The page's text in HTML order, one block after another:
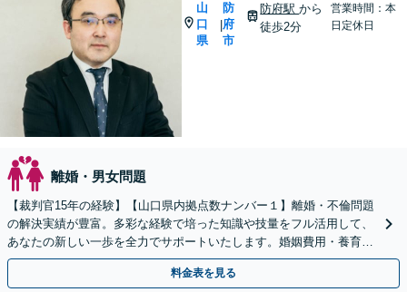
山
口
県
|
防
府
市
防府駅から
徒歩2分
営業時間：本
日定休日
離婚・男女問題
【裁判官15年の経験】【山口県内拠点数ナンバー１】離婚・不倫問題
の解決実績が豊富。多彩な経験で培った知識や技量をフル活用して、
あなたの新しい一歩を全力でサポートいたします。婚姻費用・養育費
／不貞の慰謝料請求／親権／財産分与【夜間対応】
料金表を見る